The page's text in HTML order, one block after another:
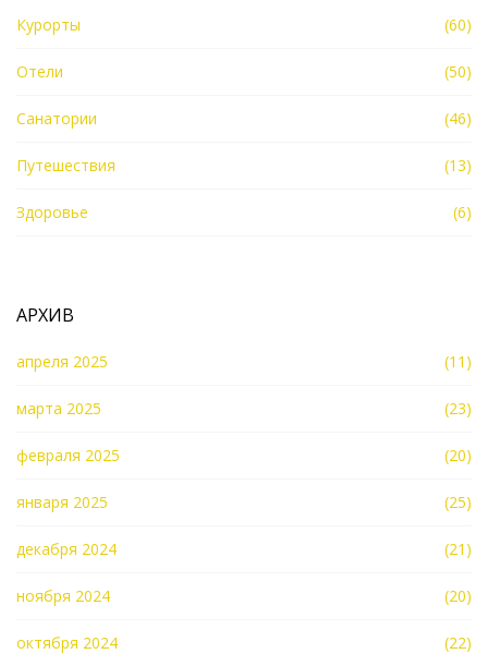
Курорты (60)
Отели (50)
Санатории (46)
Путешествия (13)
Здоровье (6)
АРХИВ
апреля 2025 (11)
марта 2025 (23)
февраля 2025 (20)
января 2025 (25)
декабря 2024 (21)
ноября 2024 (20)
октября 2024 (22)